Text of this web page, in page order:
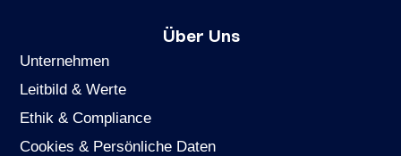
Über Uns
Unternehmen
Leitbild & Werte
Ethik & Compliance
Cookies & Persönliche Daten